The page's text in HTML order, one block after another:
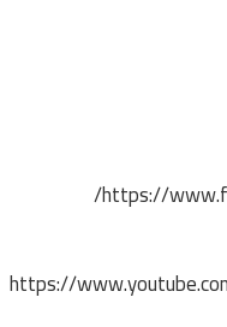
https://
https://